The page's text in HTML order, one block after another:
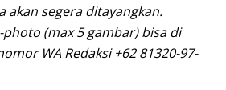
akan segera ditayangkan.
(max 5 gambar) bisa di
WA Redaksi +62 81320-97-